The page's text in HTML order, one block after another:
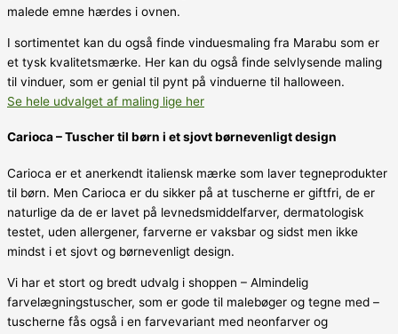
malede emne hærdes i ovnen.
I sortimentet kan du også finde vinduesmaling fra Marabu som er
et tysk kvalitetsmærke. Her kan du også finde selvlysende maling
til vinduer, som er genial til pynt på vinduerne til halloween.
Se hele udvalget af maling lige her
Carioca – Tuscher til børn i et sjovt børnevenligt design
Carioca er et anerkendt italiensk mærke som laver tegneprodukter
til børn. Men Carioca er du sikker på at tuscherne er giftfri, de er
naturlige da de er lavet på levnedsmiddelfarver, dermatologisk
testet, uden allergener, farverne er vaksbar og sidst men ikke
mindst i et sjovt og børnevenligt design.
Vi har et stort og bredt udvalg i shoppen – Almindelig
farvelægningstuscher, som er gode til malebøger og tegne med –
tuscherne fås også i en farvevariant med neonfarver og